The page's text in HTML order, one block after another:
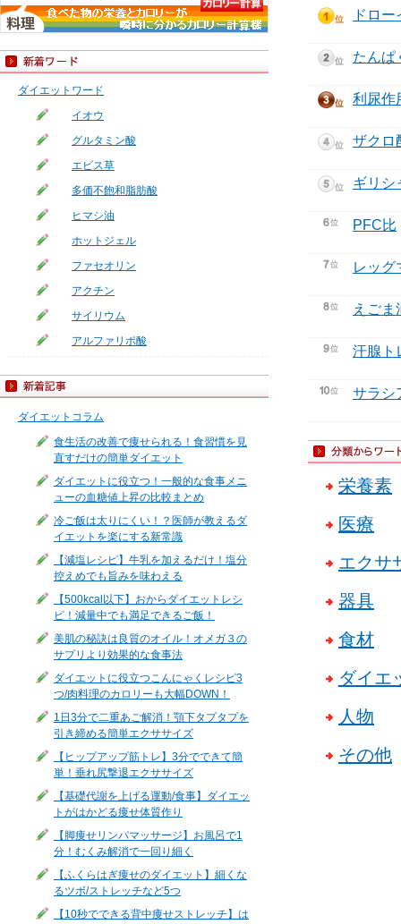
ダイエットワード
イオウ
グルタミン酸
エビス草
多価不飽和脂肪酸
ヒマシ油
ホットジェル
ファセオリン
アクチン
サイリウム
アルファリポ酸
ダイエットコラム
食生活の改善で痩せられる！食習慣を見
直すだけの簡単ダイエット
ダイエットに役立つ！一般的な食事メニ
ューの血糖値上昇の比較まとめ
冷ご飯は太りにくい！？医師が教えるダ
イエットを楽にする新常識
【減塩レシピ】牛乳を加えるだけ！塩分
控えめでも旨みを味わえる
【500kcal以下】おからダイエットレシ
ピ！減量中でも満足できるご飯！
美肌の秘訣は良質のオイル！オメガ３の
サプリより効果的な食事法
ダイエットに役立つこんにゃくレシピ3
つ/肉料理のカロリーも大幅DOWN！
1日3分で二重あご解消！顎下タプタプを
引き締める簡単エクササイズ
【ヒップアップ筋トレ】3分でできて簡
単！垂れ尻撃退エクササイズ
【基礎代謝を上げる運動/食事】ダイエッ
トがはかどる痩せ体質作り
【脚痩せリンパマッサージ】お風呂で1
分！むくみ解消で一回り細く
【ふくらはぎ痩せのダイエット】細くな
るツボ/ストレッチなど5つ
【10秒でできる背中痩せストレッチ】は
ドロー
たんぱ
利尿作
ザクロ
ギリシ
PFC比
レッグ
えごま
汗腺ト
サラシ
栄養素
医療
エクサ
器具
食材
ダイエ
人物
その他